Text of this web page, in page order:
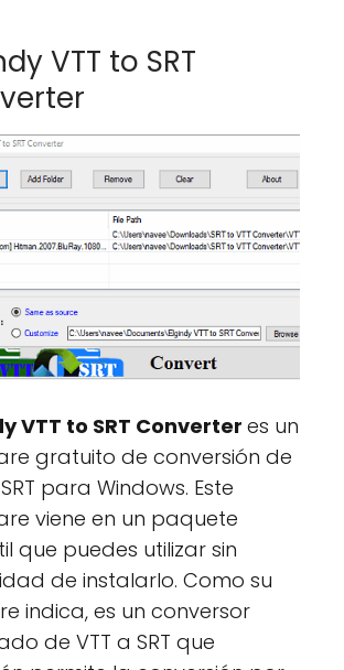
VTT to SRT
VTT to SRT Converter es un
gratuito de conversión de
para Windows. Este
viene en un paquete
que puedes utilizar sin
de instalarlo. Como su
indica, es un conversor
de VTT a SRT que